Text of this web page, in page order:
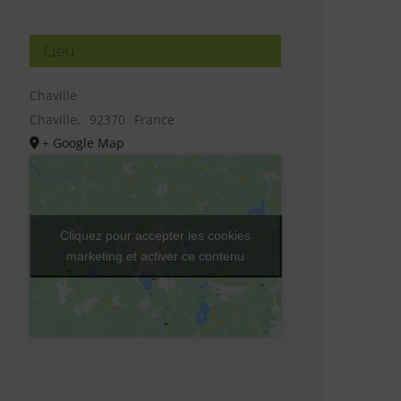
Lieu
Chaville
Chaville, 92370
France
+ Google Map
Cliquez pour accepter les cookies
marketing et activer ce contenu